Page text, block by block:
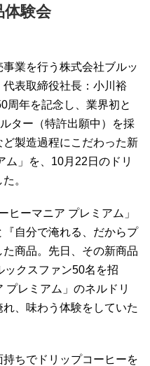
体験会
業を行う株式会社ブルッ
表取締役社長：小川裕
周年を記念し、業界初と
ター（特許出願中）を採
製造過程にこだわった新
ム」を、10月22日のドリ
。
ヒーマニア プレミアム」
自分で淹れる、だからプ
商品。先日、その新商品
ックスファン50名を招
プレミアム」のネルドリ
、味わう体験をしていた
ちでドリップコーヒーを